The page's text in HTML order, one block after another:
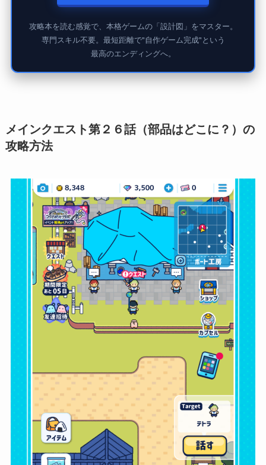
攻略本を読む感覚で、本格ゲームの「設計図」をマスター。
専門スキル不要。最短距離で"自作ゲーム完成"という
最高のエンディングへ。
メインクエスト第２６話（部品はどこに？）の
攻略方法